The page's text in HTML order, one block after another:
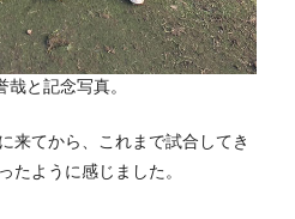
哉と記念写真。
来てから、これまで試合してき
たように感じました。